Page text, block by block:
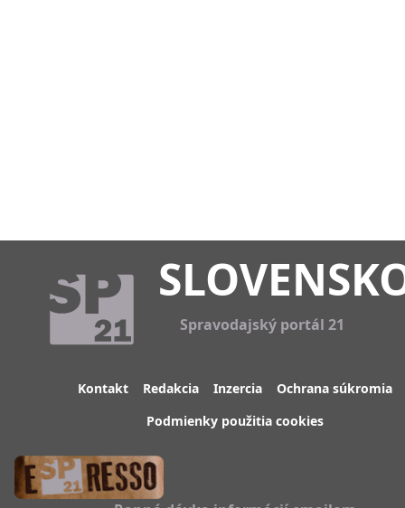
Spravodajský portál 21
Kontakt Redakcia Inzercia
Ochrana súkromia
Podmienky použitia cookies